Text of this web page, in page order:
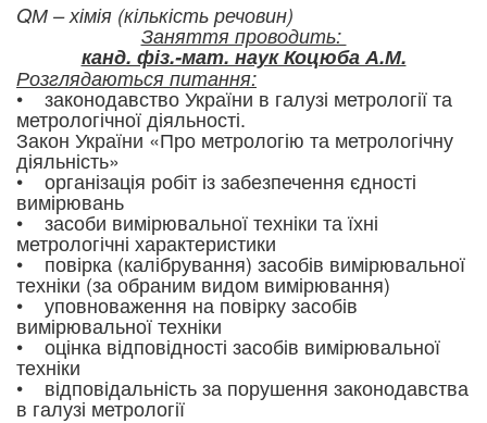
QМ – хімія (кількість речовин)
Заняття проводить:
канд. фіз.-мат. наук Коцюба А.М.
Розглядаються питання:
• законодавство України в галузі метрології та
метрологічної діяльності.
Закон України «Про метрологію та метрологічну
діяльність»
• організація робіт із забезпечення єдності
вимірювань
• засоби вимірювальної техніки та їхні
метрологічні характеристики
• повірка (калібрування) засобів вимірювальної
техніки (за обраним видом вимірювання)
• уповноваження на повірку засобів
вимірювальної техніки
• оцінка відповідності засобів вимірювальної
техніки
• відповідальність за порушення законодавства
в галузі метрології